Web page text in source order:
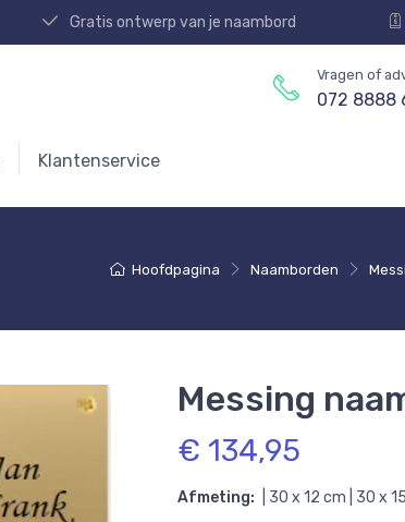
Gratis ontwerp van je naambord
Vragen of
072 8888
Klantenservice
Hoofdpagina Naamborden
Messing
€ 134,95
Afmeting: | 30 x 12 cm | 30 x